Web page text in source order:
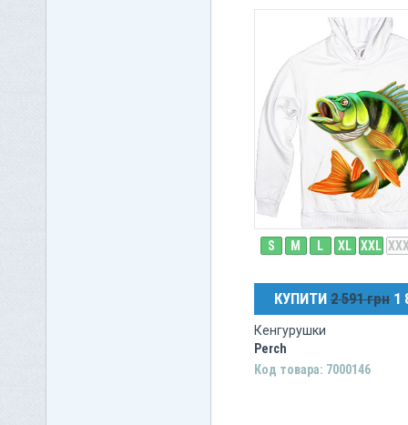
S M L XL XXL
КУПИТИ 2 591 грн 1
Кенгурушки
Perch
Код товара: 7000146